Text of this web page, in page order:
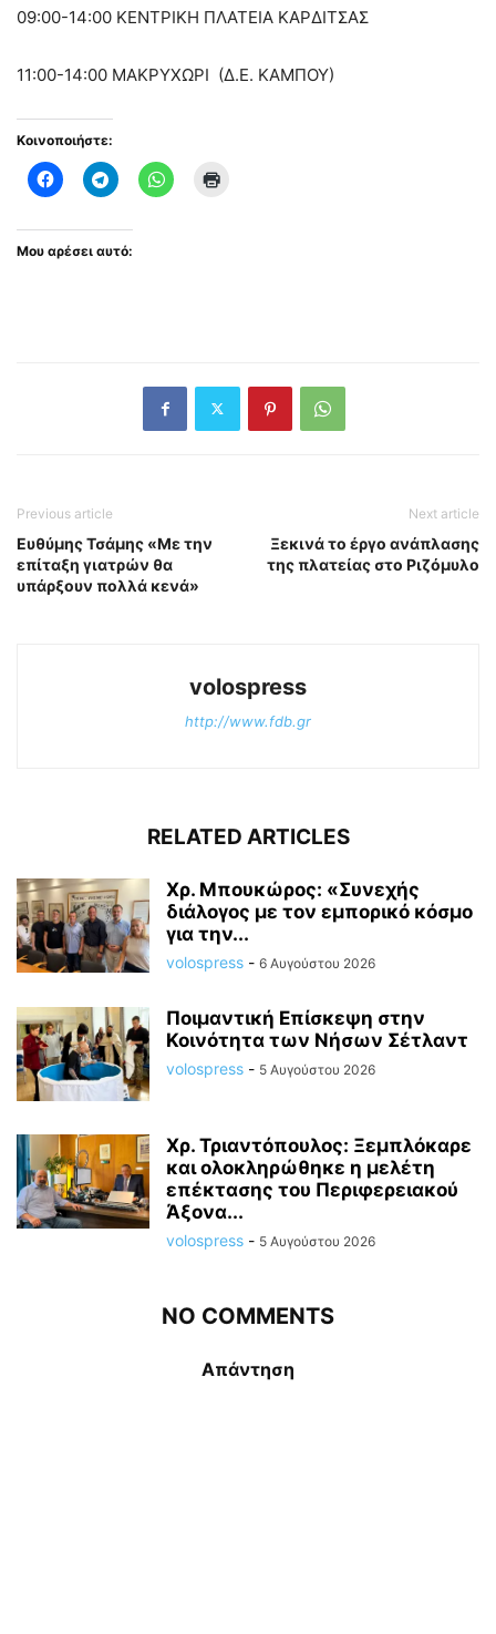
09:00-14:00 ΚΕΝΤΡΙΚΗ ΠΛΑΤΕΙΑ ΚΑΡΔΙΤΣΑΣ
11:00-14:00 ΜΑΚΡΥΧΩΡΙ (Δ.Ε. ΚΑΜΠΟΥ)
Κοινοποιήστε:
Μου αρέσει αυτό:
Previous article
Ευθύμης Τσάμης «Με την
επίταξη γιατρών θα
υπάρξουν πολλά κενά»
Next article
Ξεκινά το έργο ανάπλασης
της πλατείας στο Ριζόμυλο
volospress
http://www.fdb.gr
RELATED ARTICLES
Χρ. Μπουκώρος: «Συνεχής
διάλογος με τον εμπορικό κόσμο
για την...
volospress - 6 Αυγούστου 2026
Ποιμαντική Επίσκεψη στην
Κοινότητα των Νήσων Σέτλαντ
volospress - 5 Αυγούστου 2026
Χρ. Τριαντόπουλος: Ξεμπλόκαρε
και ολοκληρώθηκε η μελέτη
επέκτασης του Περιφερειακού
Άξονα...
volospress - 5 Αυγούστου 2026
NO COMMENTS
Απάντηση